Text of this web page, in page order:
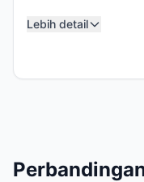
Lebih detail